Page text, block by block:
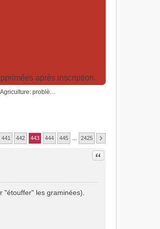
après inscription.
Agriculture: problèmes et pollutions, nouvelles techniques et solutions
441 442 443 444 445 2425
Citer
les graminées).